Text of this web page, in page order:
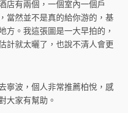
店有兩個，一個室內一個戶
當然並不是真的給你游的，基
方。我這張圖是一大早拍的，
計就太曬了，也說不清人會更
寧波，個人非常推薦柏悅，感
大家有幫助。